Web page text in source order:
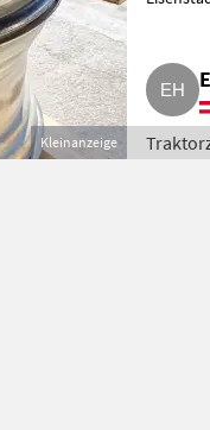
Kleinanzeige